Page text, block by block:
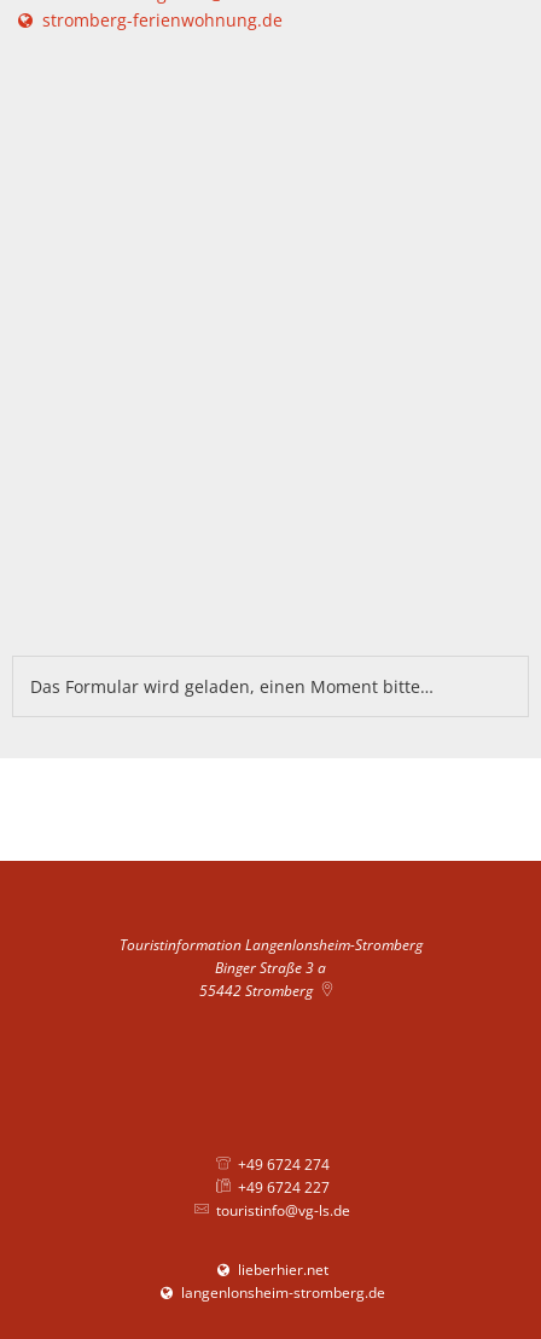
stromberg-ferienwohnung.de
Das Formular wird geladen, einen Moment bitte…
Touristinformation Langenlonsheim-Stromberg
Binger Straße 3 a
55442Stromberg
+49 6724 274
+49 6724 227
touristinfo@vg-ls.de
lieberhier.net
langenlonsheim-stromberg.de